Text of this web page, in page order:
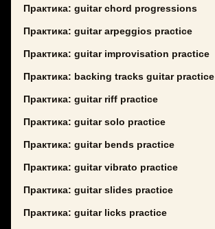
Практика: guitar chord progressions
Практика: guitar arpeggios practice
Практика: guitar improvisation practice
Практика: backing tracks guitar practice
Практика: guitar riff practice
Практика: guitar solo practice
Практика: guitar bends practice
Практика: guitar vibrato practice
Практика: guitar slides practice
Практика: guitar licks practice